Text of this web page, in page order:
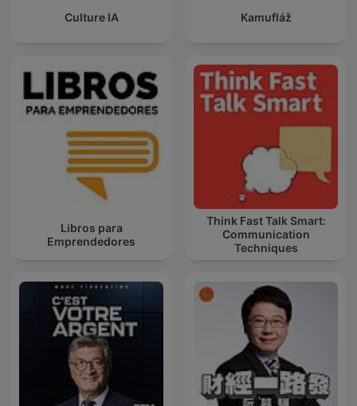
Culture IA Kamufláž
Libros para
Emprendedores
Think Fast Talk Smart:
Communication
Techniques